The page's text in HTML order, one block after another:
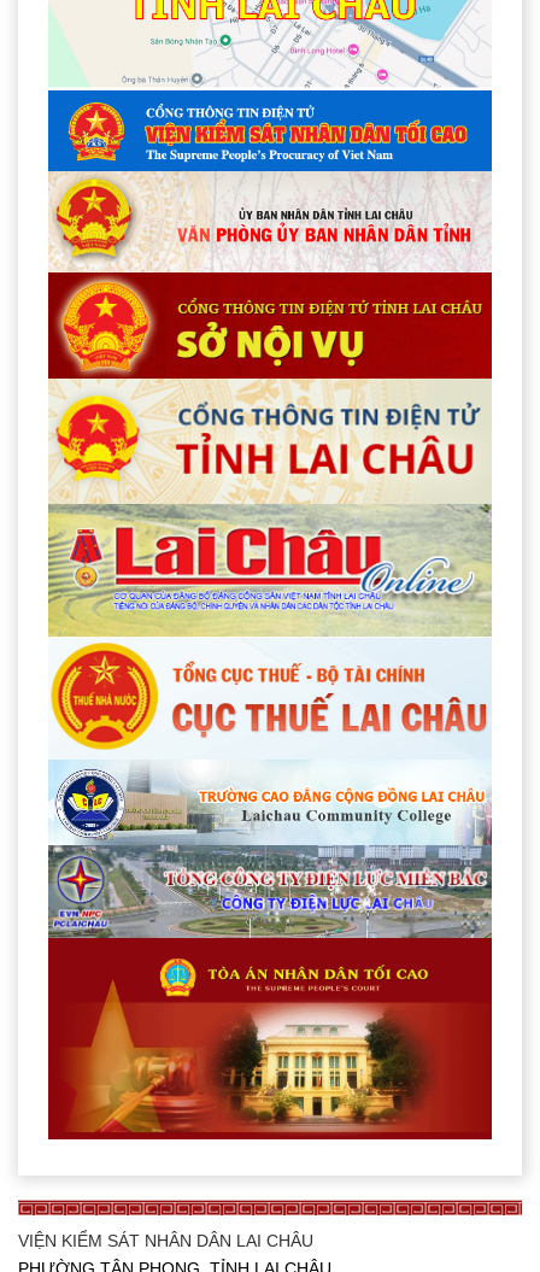
VIỆN KIỂM SÁT NHÂN DÂN LAI CHÂU